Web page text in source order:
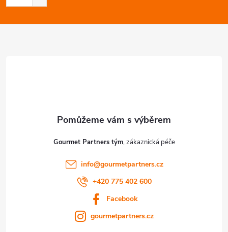
t
Gourmet Partners tým
info@gourmetpartners.cz
+420 775 402 600
Facebook
gourmetpartners.cz